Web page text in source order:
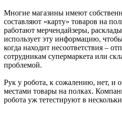
Многие магазины имеют
составляют «карту» товаров на
работают мерчендайзеры,
использует эту информацию,
когда находит несоответствия –
сотрудникам супермаркета или
проблемой.
Рук у робота, к сожалению, нет, и
местами товары на полках.
робота уж тетестируют в